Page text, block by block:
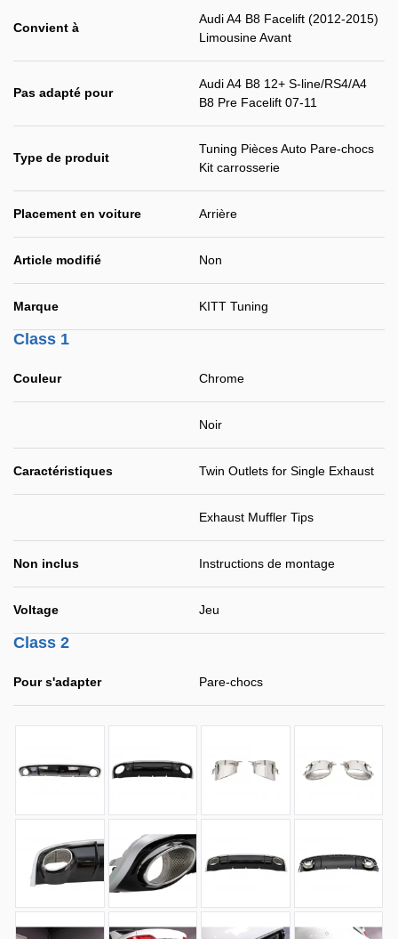
Convient à
Audi A4 B8 Facelift (2012-2015)
Limousine Avant
Pas adapté pour
Audi A4 B8 12+ S-line/RS4/A4
B8 Pre Facelift 07-11
Type de produit
Tuning Pièces Auto Pare-chocs
Kit carrosserie
Placement en voiture Arrière
Article modifié Non
Marque KITT Tuning
Class 1
Couleur Chrome
Noir
Caractéristiques Twin Outlets for Single Exhaust
Exhaust Muffler Tips
Non inclus Instructions de montage
Voltage Jeu
Class 2
Pour s'adapter Pare-chocs